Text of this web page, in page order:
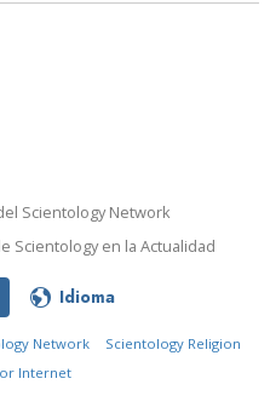
Scientology Network
Scientology en la Actualidad
Idioma
Network
Scientology Religion
Internet